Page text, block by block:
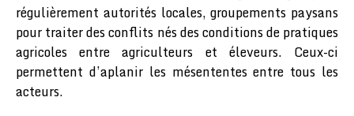
régulièrement autorités locales, groupements paysans
pour traiter des conflits nés des conditions de pratiques
agricoles entre agriculteurs et éleveurs. Ceux-ci
permettent d’aplanir les mésententes entre tous les
acteurs.